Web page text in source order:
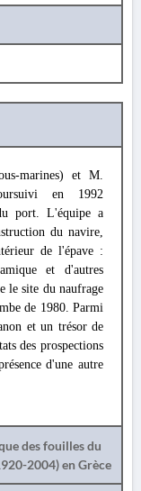
marines) et M.
en 1992
port. L'équipe a
du navire,
de l'épave :
et d'autres
le site du naufrage
de 1980. Parmi
et un trésor de
des prospections
d'une autre
des fouilles du
2004) en Grèce